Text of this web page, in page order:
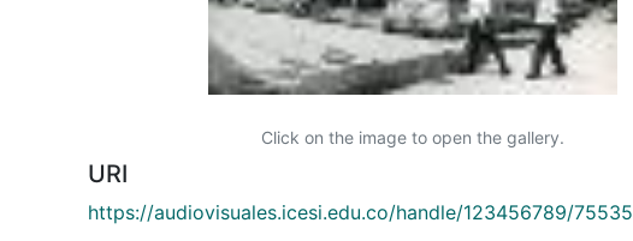
Click on the image to open the gallery.
URI
https://audiovisuales.icesi.edu.co/handle/123456789/75535